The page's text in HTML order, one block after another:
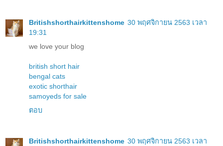
Britishshorthairkittenshome 30 พฤศจิกายน 2563 เวลา
19:31
we love your blog
british short hair
bengal cats
exotic shorthair
samoyeds for sale
ตอบ
Britishshorthairkittenshome 30 พฤศจิกายน 2563 เวลา